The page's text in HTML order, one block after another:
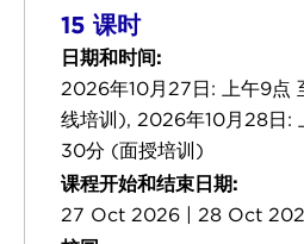
15 课时
日期和时间:
2026年10月27日: 上午9点
线培训), 2026年10月28日:
30分 (面授培训)
课程开始和结束日期:
27 Oct 2026 | 28 Oct